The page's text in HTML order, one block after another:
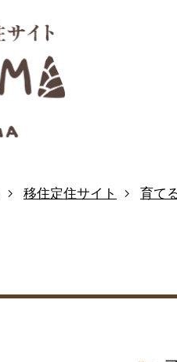
移住定住サイト 育て